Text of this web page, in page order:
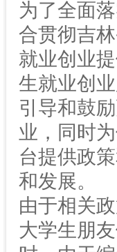
为了全面
合贯彻吉
就业创业
生就业创
引导和鼓
业，同时
台提供政
和发展。
由于相关
大学生朋